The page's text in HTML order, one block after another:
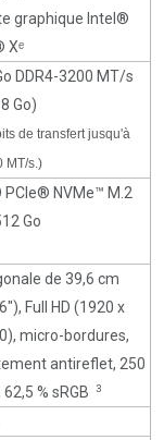
graphique Intel®
Xᵉ
DDR4-3200 MT/s
Go)
de transfert jusqu'à
MT/s.)
PCIe® NVMe™ M.2
Go
de 39,6 cm
Full HD (1920 x
micro-bordures,
antireflet, 250
% sRGB 3